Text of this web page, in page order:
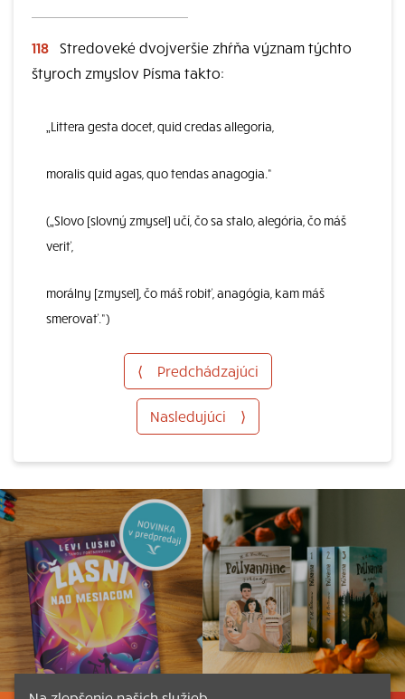
118 Stredoveké dvojveršie zhŕňa význam týchto
štyroch zmyslov Písma takto:
„Littera gesta docet, quid credas allegoria,
moralis quid agas, quo tendas anagogia.“
(„Slovo [slovný zmysel] učí, čo sa stalo, alegória, čo máš
veriť,
morálny [zmysel], čo máš robiť, anagógia, kam máš
smerovať.“)
⟨ Predchádzajúci
Nasledujúci ⟩